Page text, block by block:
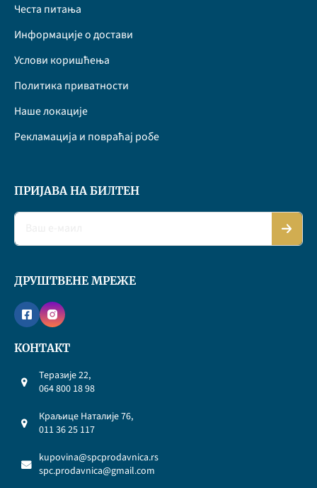
Честа питања
Информације о достави
Услови коришћења
Политика приватности
Наше локације
Рекламација и повраћај робе
ПРИЈАВА НА БИЛТЕН
ДРУШТВЕНЕ МРЕЖЕ
КОНТАКТ
Теразије 22,
064 800 18 98
Краљице Наталије 76,
011 36 25 117
kupovina@spcprodavnica.rs
spc.prodavnica@gmail.com